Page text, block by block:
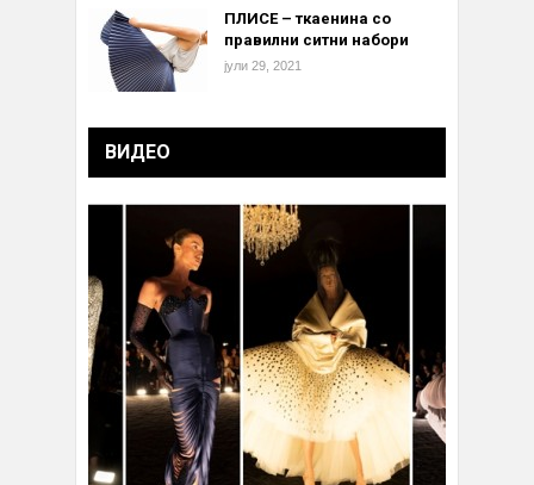
ПЛИСЕ – ткаенина со
правилни ситни набори
јули 29, 2021
ВИДЕО